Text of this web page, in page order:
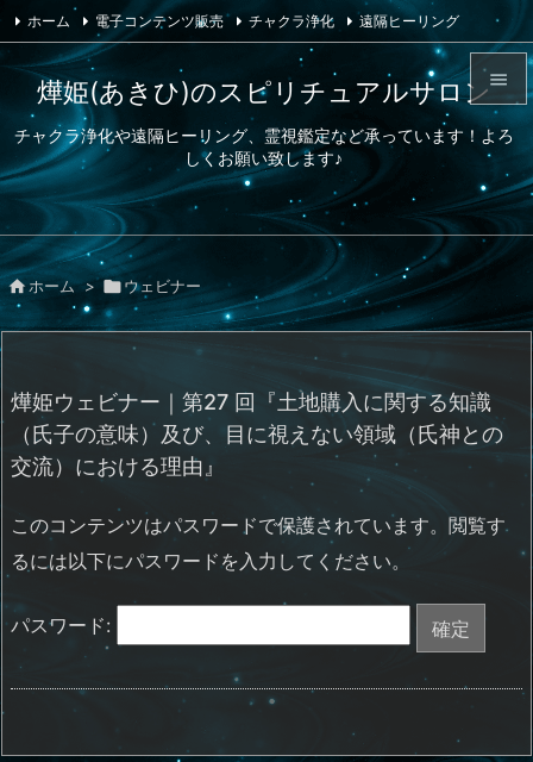
燁姫(あきひ)のスピリチュアルサロン
チャクラ浄化や遠隔ヒーリング、霊視鑑定など承っています！よろ
しくお願い致します♪


メニュ

サイド


次へ
検索
ホーム 電子コンテンツ販売 チャクラ浄化 遠隔ヒーリング
プロフィール 特定商取引法に基づく表記
お問い合わせ  RSS Feedly
 ホーム > ウェビナー
燁姫ウェビナー｜第27 回『土地購入に関する知識
（氏子の意味）及び、目に視えない領域（氏神との
交流）における理由』
このコンテンツはパスワードで保護されています。閲覧す
るには以下にパスワードを入力してください。
パスワード: